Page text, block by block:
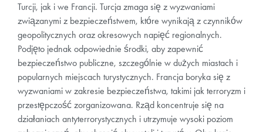
Turcji, jak i we Francji. Turcja zmaga się z wyzwaniami
związanymi z bezpieczeństwem, które wynikają z czynników
geopolitycznych oraz okresowych napięć regionalnych.
Podjęto jednak odpowiednie środki, aby zapewnić
bezpieczeństwo publiczne, szczególnie w dużych miastach i
popularnych miejscach turystycznych. Francja boryka się z
wyzwaniami w zakresie bezpieczeństwa, takimi jak terroryzm i
przestępczość zorganizowana. Rząd koncentruje się na
działaniach antyterrorystycznych i utrzymuje wysoki poziom